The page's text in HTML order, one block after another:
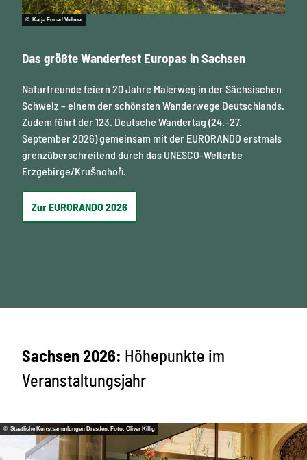
© Katja Fouad Vollmer
Das größte Wanderfest Europas in Sachsen
Naturfreunde feiern 20 Jahre Malerweg in der Sächsischen
Schweiz – einem der schönsten Wanderwege Deutschlands.
Zudem führt der 123. Deutsche Wandertag (24.–27.
September 2026) gemeinsam mit der EURORANDO erstmals
grenzüberschreitend durch das UNESCO-Welterbe
Erzgebirge/Krušnohoří.
Zur EURORANDO 2026
Sachsen 2026: Höhepunkte im
Veranstaltungsjahr
© Staatliche Kunstsammlungen Dresden, Foto: Oliver Killig